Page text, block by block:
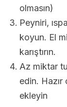
olmasın)
Peyniri,
koyun. El
karıştırın.
Az miktar
edin.
ekleyin